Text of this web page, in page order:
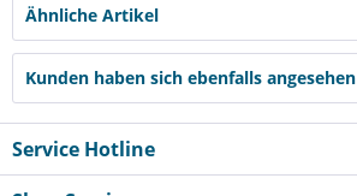
Ähnliche Artikel
Kunden haben sich ebenfalls angesehen
Service Hotline